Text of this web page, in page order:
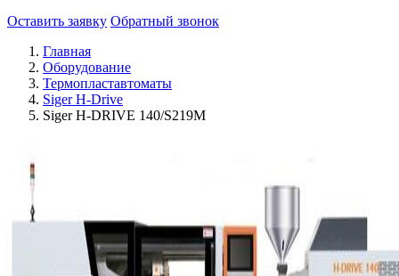
Оставить заявку Обратный звонок
Главная
Оборудование
Термопластавтоматы
Siger H-Drive
Siger H-DRIVE 140/S219M